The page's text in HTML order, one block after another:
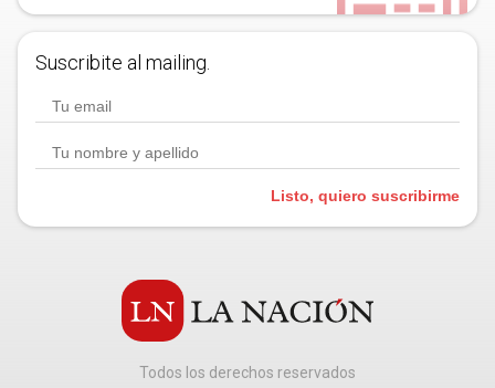
Suscribite al mailing.
Listo, quiero suscribirme
Todos los derechos reservados